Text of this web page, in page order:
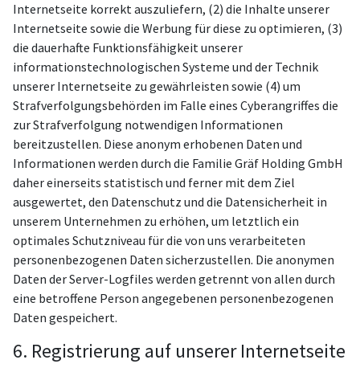
Internetseite korrekt auszuliefern, (2) die Inhalte unserer
Internetseite sowie die Werbung für diese zu optimieren, (3)
die dauerhafte Funktionsfähigkeit unserer
informationstechnologischen Systeme und der Technik
unserer Internetseite zu gewährleisten sowie (4) um
Strafverfolgungsbehörden im Falle eines Cyberangriffes die
zur Strafverfolgung notwendigen Informationen
bereitzustellen. Diese anonym erhobenen Daten und
Informationen werden durch die Familie Gräf Holding GmbH
daher einerseits statistisch und ferner mit dem Ziel
ausgewertet, den Datenschutz und die Datensicherheit in
unserem Unternehmen zu erhöhen, um letztlich ein
optimales Schutzniveau für die von uns verarbeiteten
personenbezogenen Daten sicherzustellen. Die anonymen
Daten der Server-Logfiles werden getrennt von allen durch
eine betroffene Person angegebenen personenbezogenen
Daten gespeichert.
6. Registrierung auf unserer Internetseite